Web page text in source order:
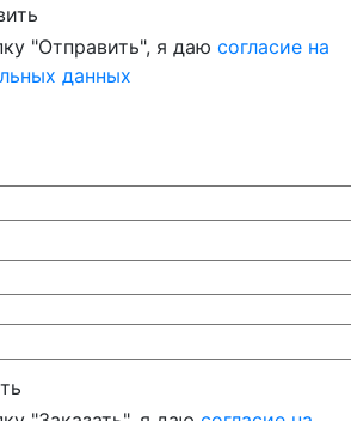
"Отправить", я даю согласие на
данных